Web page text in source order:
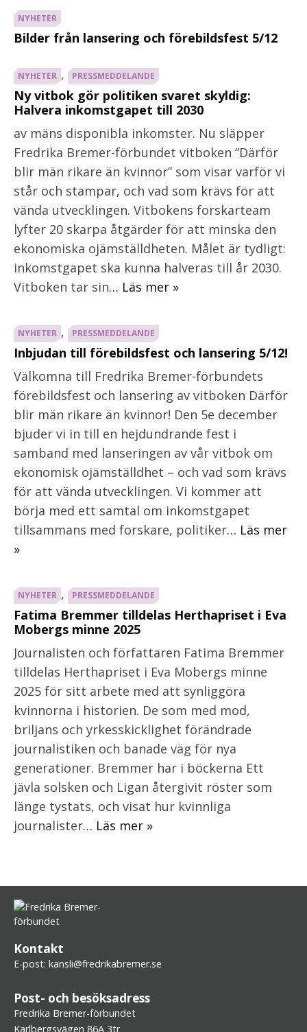
NYHETER
Bilder från lansering och förebildsfest 5/12
NYHETER , PRESSMEDDELANDE
Ny vitbok gör politiken svaret skyldig:
Halvera inkomstgapet till 2030
av mäns disponibla inkomster. Nu släpper
Fredrika Bremer-förbundet vitboken ”Därför
blir män rikare än kvinnor” som visar varför vi
står och stampar, och vad som krävs för att
vända utvecklingen. Vitbokens forskarteam
lyfter 20 skarpa åtgärder för att minska den
ekonomiska ojämställdheten. Målet är tydligt:
inkomstgapet ska kunna halveras till år 2030.
Vitboken tar sin… Läs mer »
NYHETER , PRESSMEDDELANDE
Inbjudan till förebildsfest och lansering 5/12!
Välkomna till Fredrika Bremer-förbundets
förebildsfest och lansering av vitboken Därför
blir män rikare än kvinnor! Den 5e december
bjuder vi in till en hejdundrande fest i
samband med lanseringen av vår vitbok om
ekonomisk ojämställdhet – och vad som krävs
för att vända utvecklingen. Vi kommer att
börja med ett samtal om inkomstgapet
tillsammans med forskare, politiker… Läs mer
»
NYHETER , PRESSMEDDELANDE
Fatima Bremmer tilldelas Herthapriset i Eva
Mobergs minne 2025
Journalisten och författaren Fatima Bremmer
tilldelas Herthapriset i Eva Mobergs minne
2025 för sitt arbete med att synliggöra
kvinnorna i historien. De som med mod,
briljans och yrkesskicklighet förändrade
journalistiken och banade väg för nya
generationer. Bremmer har i böckerna Ett
jävla solsken och Ligan återgivit röster som
länge tystats, och visat hur kvinnliga
journalister… Läs mer »
Kontakt
E-post: kansli@fredrikabremer.se
Post- och besöksadress
Fredrika Bremer-förbundet
Karlbergsvägen 86A 3tr